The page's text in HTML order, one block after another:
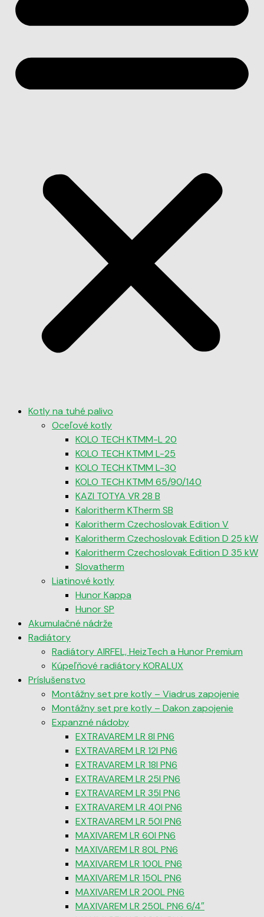
Kotly na tuhé palivo
Oceľové kotly
KOLO TECH KTMM-L 20
KOLO TECH KTMM L-25
KOLO TECH KTMM L-30
KOLO TECH KTMM 65/90/140
KAZI TOTYA VR 28 B
Kaloritherm KTherm SB
Kaloritherm Czechoslovak Edition V
Kaloritherm Czechoslovak Edition D 25 kW
Kaloritherm Czechoslovak Edition D 35 kW
Slovatherm
Liatinové kotly
Hunor Kappa
Hunor SP
Akumulačné nádrže
Radiátory
Radiátory AIRFEL, HeizTech a Hunor Premium
Kúpeľňové radiátory KORALUX
Príslušenstvo
Montážny set pre kotly – Viadrus zapojenie
Montážny set pre kotly – Dakon zapojenie
Expanzné nádoby
EXTRAVAREM LR 8l PN6
EXTRAVAREM LR 12l PN6
EXTRAVAREM LR 18l PN6
EXTRAVAREM LR 25l PN6
EXTRAVAREM LR 35l PN6
EXTRAVAREM LR 40l PN6
EXTRAVAREM LR 50l PN6
MAXIVAREM LR 60l PN6
MAXIVAREM LR 80L PN6
MAXIVAREM LR 100L PN6
MAXIVAREM LR 150L PN6
MAXIVAREM LR 200L PN6
MAXIVAREM LR 250L PN6 6/4″